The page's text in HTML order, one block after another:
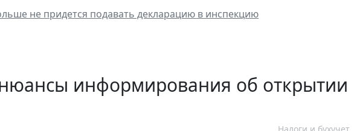
не придется подавать декларацию в инспекцию
информирования об открытии